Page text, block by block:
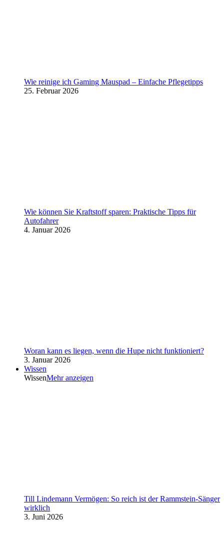
Wie reinige ich Gaming Mauspad – Einfache Pflegetipps
25. Februar 2026
Wie können Sie Kraftstoff sparen: Praktische Tipps für
Autofahrer
4. Januar 2026
Woran kann es liegen, wenn die Hupe nicht funktioniert?
3. Januar 2026
Wissen
WissenMehr anzeigen
Till Lindemann Vermögen: So reich ist der Rammstein-Sänger
wirklich
3. Juni 2026